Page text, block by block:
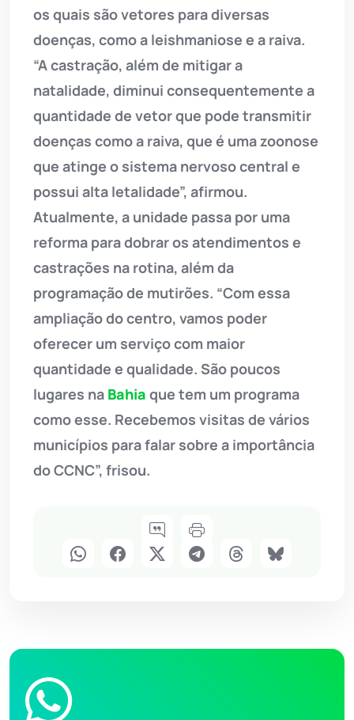
os quais são vetores para diversas
doenças, como a leishmaniose e a raiva.
“A castração, além de mitigar a
natalidade, diminui consequentemente a
quantidade de vetor que pode transmitir
doenças como a raiva, que é uma zoonose
que atinge o sistema nervoso central e
possui alta letalidade”, afirmou.
Atualmente, a unidade passa por uma
reforma para dobrar os atendimentos e
castrações na rotina, além da
programação de mutirões. “Com essa
ampliação do centro, vamos poder
oferecer um serviço com maior
quantidade e qualidade. São poucos
lugares na Bahia que tem um programa
como esse. Recebemos visitas de vários
municípios para falar sobre a importância
do CCNC”, frisou.